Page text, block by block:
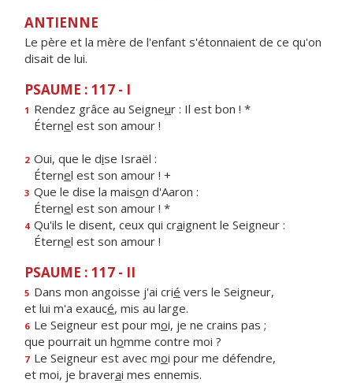
ANTIENNE
Le père et la mère de l'enfant s'étonnaient de ce qu'on
disait de lui.
PSAUME : 117 - I
1 Rendez grâce au Seigneur : Il est bon ! *
Éternel est son amour !
2 Oui, que le dise Israël :
Éternel est son amour ! +
3 Que le dise la maison d'Aaron :
Éternel est son amour ! *
4 Qu'ils le disent, ceux qui craignent le Seigneur :
Éternel est son amour !
PSAUME : 117 - II
5 Dans mon angoisse j'ai crié vers le Seigneur,
et lui m'a exaucé, mis au large.
6 Le Seigneur est pour moi, je ne crains pas ;
que pourrait un homme contre moi ?
7 Le Seigneur est avec moi pour me défendre,
et moi, je braverai mes ennemis.